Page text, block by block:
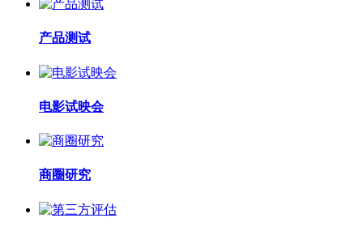
产品测试
电影试映会
商圈研究